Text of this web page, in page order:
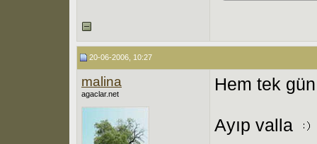
20-06-2006, 10:27
malina
agaclar.net Hem tek
Ayıp valla